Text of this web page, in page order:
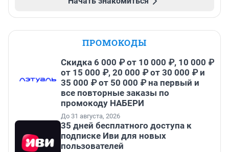
ПРОМОКОДЫ
Скидка 6 000 ₽ от 10 000 ₽, 10 000 ₽
от 15 000 ₽, 20 000 ₽ от 30 000 ₽ и
35 000 ₽ от 50 000 ₽ на первый и
все повторные заказы по
промокоду НАБЕРИ
До 31 августа, 2026
35 дней бесплатного доступа к
подписке Иви для новых
пользователей